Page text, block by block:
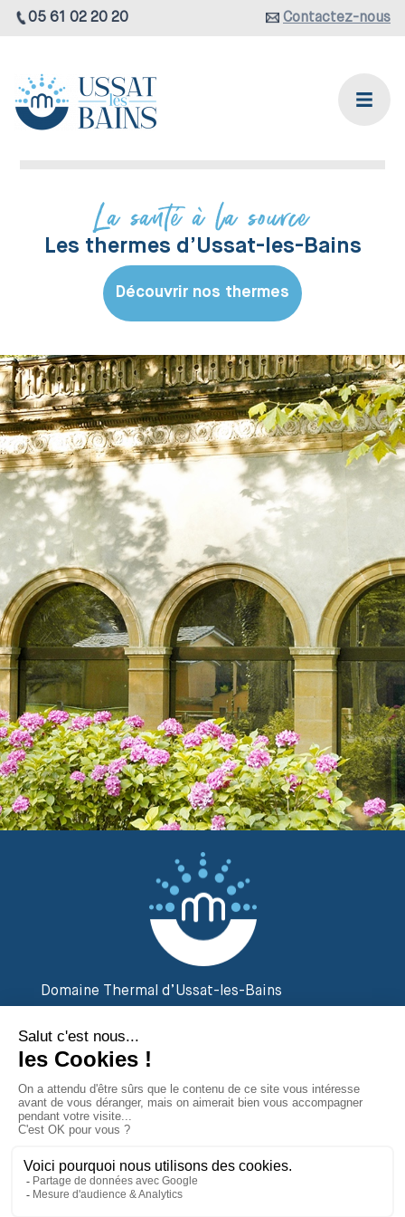
05 61 02 20 20 Contactez-nous
La santé à la source
Les thermes d’Ussat-les-Bains
Découvrir nos thermes
Domaine Thermal d’Ussat-les-Bains
09400 Ornolac Ussat-les-Bains
Tél. 05 61 02 20 20
Contactez-nous par email
Plan du site | Mentions légales
Réalisé par Attraptemps 2019